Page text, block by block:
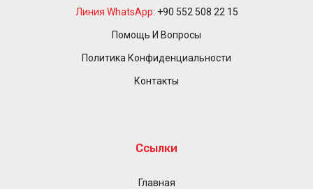
Линия WhatsApp: +90 552 508 22 15
Помощь И Вопросы
Политика Конфиденциальности
Контакты
Ссылки
Главная